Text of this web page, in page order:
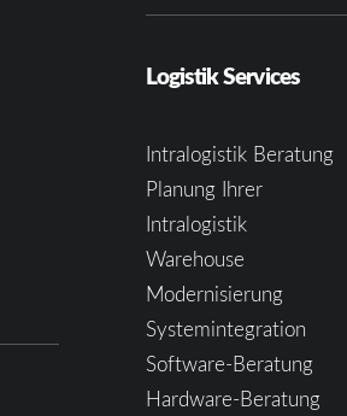
Logistik Services
Intralogistik Beratung
Planung Ihrer
Intralogistik
Warehouse
Modernisierung
Systemintegration
Software-Beratung
Hardware-Beratung